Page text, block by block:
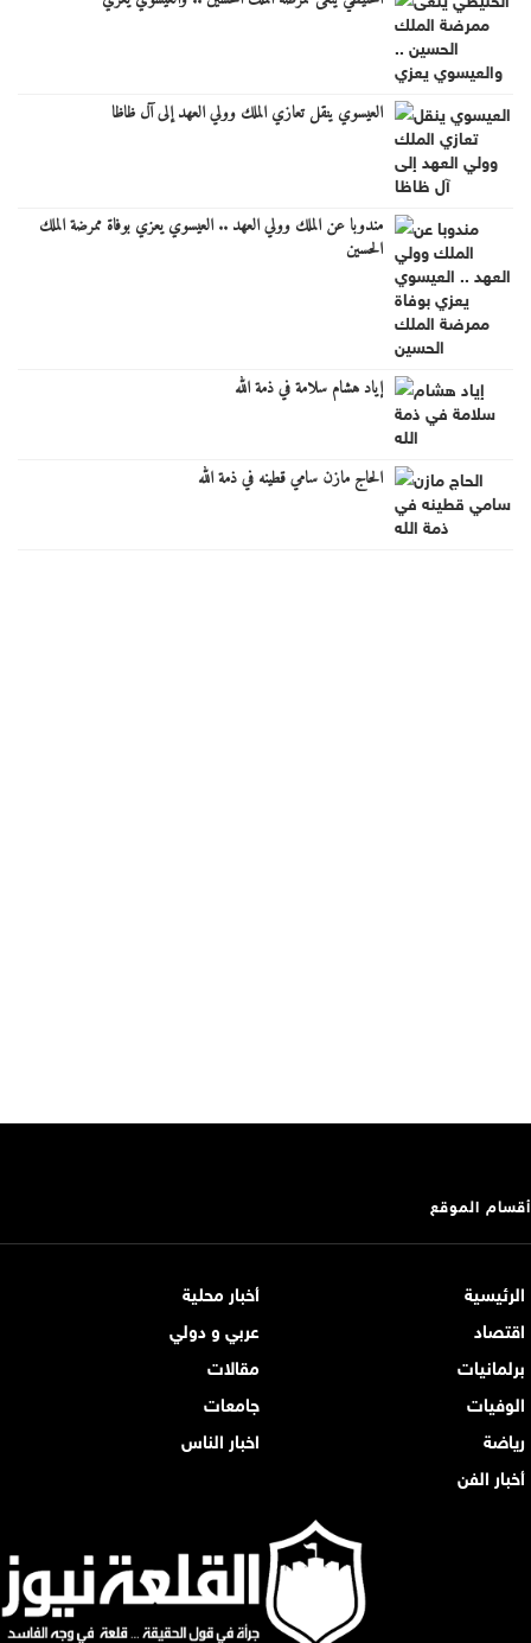
العيسوي ينقل تعازي الملك وولي العهد إلى آل ظاظا
مندوبا عن الملك وولي العهد .. العيسوي يعزي بوفاة ممرضة الملك
الحسين
إياد هشام سلامة في ذمة الله
الحاج مازن سامي قطينه في ذمة الله
أقسام الموقع
الرئيسية
أخبار محلية
اقتصاد
عربي و دولي
برلمانيات
مقالات
الوفيات
جامعات
رياضة
اخبار الناس
أخبار الفن